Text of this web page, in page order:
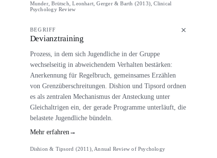
Munder, Brütsch, Leonhart, Gerger & Barth (2013), Clinical
Psychology Review
BEGRIFF
Devianztraining
Prozess, in dem sich Jugendliche in der Gruppe
wechselseitig in abweichendem Verhalten bestärken:
Anerkennung für Regelbruch, gemeinsames Erzählen
von Grenzüberschreitungen. Dishion und Tipsord ordnen
es als zentralen Mechanismus der Ansteckung unter
Gleichaltrigen ein, der gerade Programme unterläuft, die
belastete Jugendliche bündeln.
Mehr erfahren →
Dishion & Tipsord (2011), Annual Review of Psychology